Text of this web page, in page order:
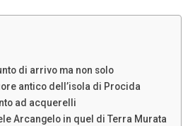
di arrivo ma non solo
antico dell’isola di Procida
ad acquerelli
Arcangelo in quel di Terra Murata